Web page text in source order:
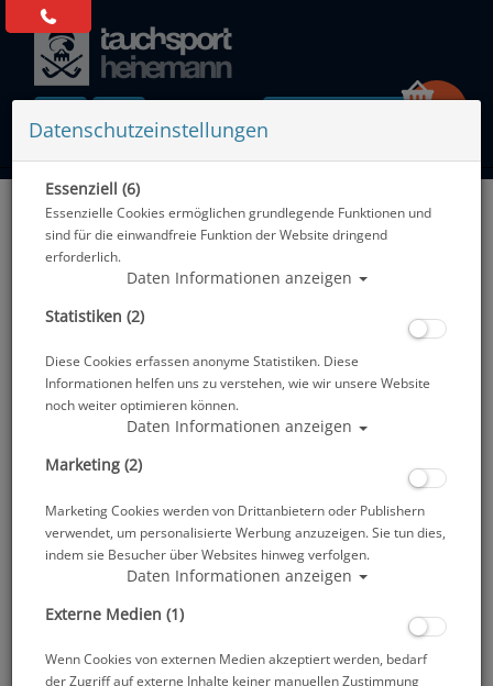
Alle Artikel zeigen aus: Atemregler - 1. & 2. Stufe
Datenschutzeinstellungen
Essenziell (6)
Essenzielle Cookies ermöglichen grundlegende Funktionen und
sind für die einwandfreie Funktion der Website dringend
erforderlich.
Daten Informationen anzeigen
Statistiken (2)
Diese Cookies erfassen anonyme Statistiken. Diese
Informationen helfen uns zu verstehen, wie wir unsere Website
noch weiter optimieren können.
Daten Informationen anzeigen
Marketing (2)
Marketing Cookies werden von Drittanbietern oder Publishern
verwendet, um personalisierte Werbung anzuzeigen. Sie tun dies,
indem sie Besucher über Websites hinweg verfolgen.
Daten Informationen anzeigen
Externe Medien (1)
Wenn Cookies von externen Medien akzeptiert werden, bedarf
der Zugriff auf externe Inhalte keiner manuellen Zustimmung